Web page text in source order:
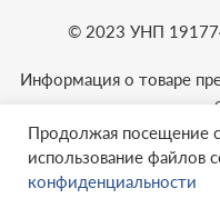
© 2023 УНП
Информация о товаре
Политика
Продолжая посещение
использование файлов
конфиденциальности